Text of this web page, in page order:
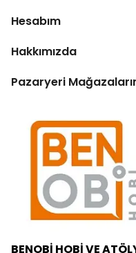
Hesabım
Hakkımızda
Pazaryeri
BENOBİ HOBİ VE